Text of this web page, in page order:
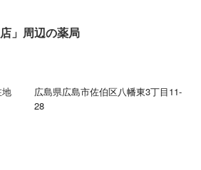
」周辺の薬局
地
広島県広島市佐伯区八幡東3丁目11-
28